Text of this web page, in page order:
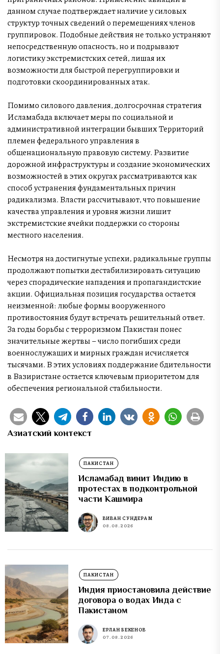
данном случае подтверждает наличие у силовых
структур точных сведений о перемещениях членов
группировок. Подобные действия не только устраняют
непосредственную опасность, но и подрывают
логистику экстремистских сетей, лишая их
возможности для быстрой перегруппировки и
подготовки скоординированных атак.
Помимо силового давления, долгосрочная стратегия
Исламабада включает меры по социальной и
административной интеграции бывших Территорий
племен федерального управления в
общенациональную правовую систему. Развитие
дорожной инфраструктуры и создание экономических
возможностей в этих округах рассматриваются как
способ устранения фундаментальных причин
радикализма. Власти рассчитывают, что повышение
качества управления и уровня жизни лишит
экстремистские ячейки поддержки со стороны
местного населения.
Несмотря на достигнутые успехи, радикальные группы
продолжают попытки дестабилизировать ситуацию
через спорадические нападения и пропагандистские
акции. Официальная позиция государства остается
неизменной: любые формы вооруженного
противостояния будут встречать решительный ответ.
За годы борьбы с терроризмом Пакистан понес
значительные жертвы – число погибших среди
военнослужащих и мирных граждан исчисляется
тысячами. В этих условиях поддержание бдительности
в Вазиристане остается ключевым приоритетом для
обеспечения региональной стабильности.
Азиатский контекст
ПАКИСТАН
Исламабад винит Индию в
протестах в подконтрольной
части Кашмира
ВИВАН СУНДЕРАМ
08.08.2026
ПАКИСТАН
Индия приостановила действие
договора о водах Инда с
Пакистаном
ЕРЛАН БЕКЕНОВ
07.08.2026